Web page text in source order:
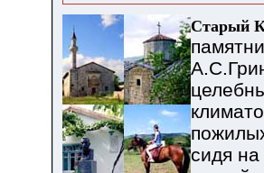
Старый
сидя